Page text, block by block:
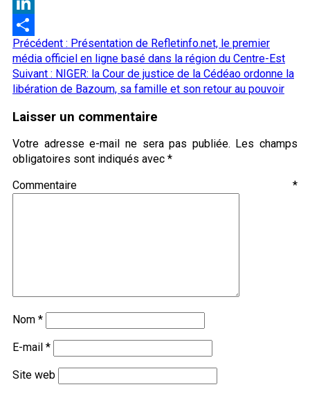
LinkedIn
Partager
Navigation
d’article
Précédent : Présentation de Refletinfo.net, le premier
média officiel en ligne basé dans la région du Centre-Est
Suivant : NIGER: la Cour de justice de la Cédéao ordonne la
libération de Bazoum, sa famille et son retour au pouvoir
Laisser un commentaire
Votre adresse e-mail ne sera pas publiée. Les champs
obligatoires sont indiqués avec *
Commentaire *
Nom *
E-mail *
Site web